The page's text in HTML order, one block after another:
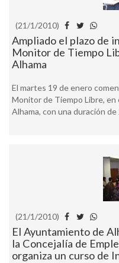
(21/1/2010)
Ampliado el plazo de
Monitor de Tiempo
Alhama
El martes 19 de enero
Monitor de Tiempo Libre,
Alhama, con una duración de
(21/1/2010)
El Ayuntamiento de
la Concejalía de
organiza un curso de